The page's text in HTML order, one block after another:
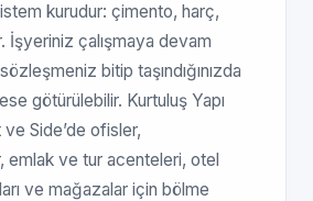
kurudur: çimento, harç,
İşyeriniz çalışmaya devam
bitip taşındığınızda
götürülebilir. Kurtuluş Yapı
Side’de ofisler,
emlak ve tur acenteleri, otel
ve mağazalar için bölme